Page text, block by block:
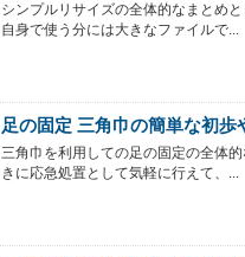
シンプルリサイズの全体的なまとめ
自身で使う分には大きなファイルで...
足の固定 三角巾の簡単な初
三角巾を利用しての足の固定の全体
きに応急処置として気軽に行えて、...